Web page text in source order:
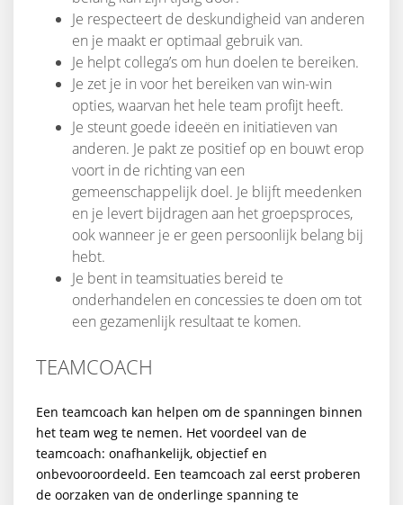
Je respecteert de deskundigheid van anderen
en je maakt er optimaal gebruik van.
Je helpt collega’s om hun doelen te bereiken.
Je zet je in voor het bereiken van win-win
opties, waarvan het hele team profijt heeft.
Je steunt goede ideeën en initiatieven van
anderen. Je pakt ze positief op en bouwt erop
voort in de richting van een
gemeenschappelijk doel. Je blijft meedenken
en je levert bijdragen aan het groepsproces,
ook wanneer je er geen persoonlijk belang bij
hebt.
Je bent in teamsituaties bereid te
onderhandelen en concessies te doen om tot
een gezamenlijk resultaat te komen.
TEAMCOACH
Een teamcoach kan helpen om de spanningen binnen
het team weg te nemen. Het voordeel van de
teamcoach: onafhankelijk, objectief en
onbevooroordeeld. Een teamcoach zal eerst proberen
de oorzaken van de onderlinge spanning te